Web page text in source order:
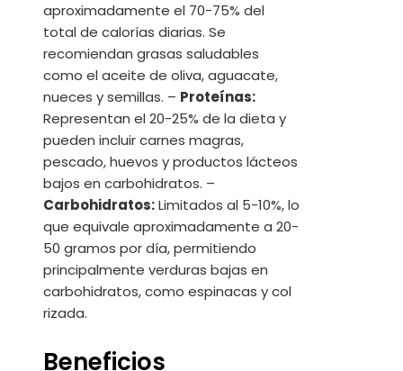
aproximadamente el 70-75% del
total de calorías diarias. Se
recomiendan grasas saludables
como el aceite de oliva, aguacate,
nueces y semillas. – Proteínas:
Representan el 20-25% de la dieta y
pueden incluir carnes magras,
pescado, huevos y productos lácteos
bajos en carbohidratos. –
Carbohidratos:Limitados al 5-10%, lo
que equivale aproximadamente a 20-
50 gramos por día, permitiendo
principalmente verduras bajas en
carbohidratos, como espinacas y col
rizada.
Beneficios